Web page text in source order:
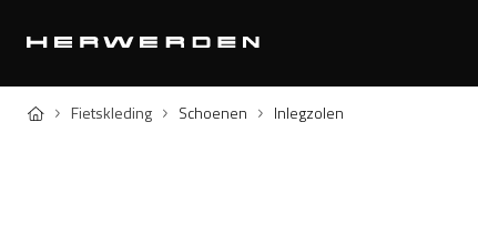
Home Fietskleding Schoenen Inlegzolen